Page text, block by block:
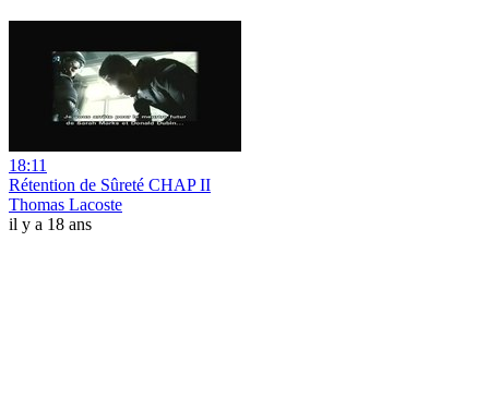
18:11
Rétention de Sûreté CHAP II
Thomas Lacoste
il y a 18 ans